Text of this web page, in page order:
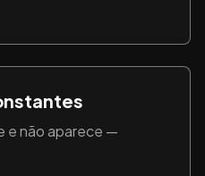
e não aparece —